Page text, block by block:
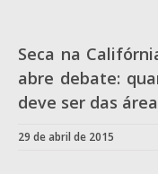
Seca na
abre debate:
deve ser das
29 de abril de 2015